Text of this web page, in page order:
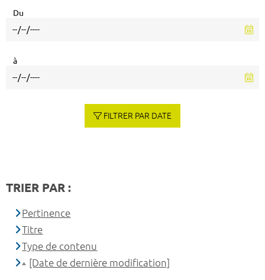
Du
à
FILTRER PAR DATE
TRIER PAR :
Pertinence
Titre
Type de contenu
[Date de dernière modification]